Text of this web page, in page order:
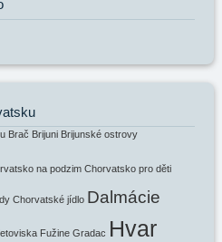
Brač Brijuni Brijunské ostrovy
na podzim Chorvatsko pro děti
Chorvatské jídlo Dalmácie
Fužine Gradac Hvar